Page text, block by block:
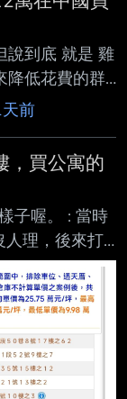
說到底 就是 雞
降低花費的群
活品質提升
產位階在
的需求性通
。 而且接下
我覺得沒什
到現在 大腸蚵
800 勳績蛋餅
這還只是有
前
，買公寓的
子喔。 : 當時
理，後來打
司改 : 專任。
人出價了。 :
人買就好。 :
這個 : 鑑價只
到買價，不
們成交金額